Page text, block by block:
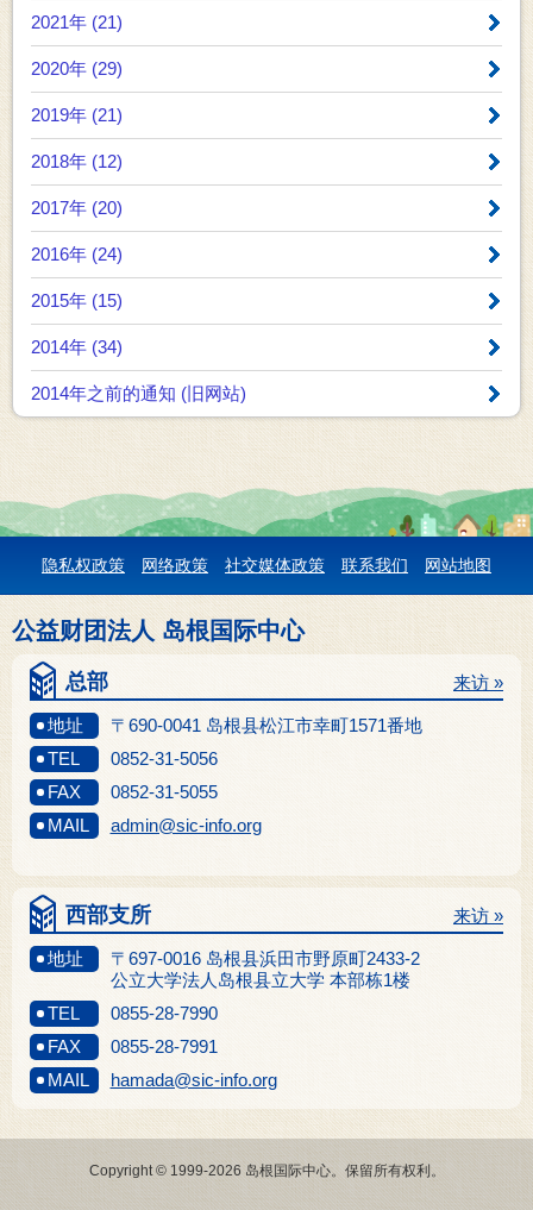
2021年 (21)
2020年 (29)
2019年 (21)
2018年 (12)
2017年 (20)
2016年 (24)
2015年 (15)
2014年 (34)
2014年之前的通知 (旧网站)
隐私权政策 网络政策 社交媒体政策 联系我们 网站地图
公益财团法人 岛根国际中心
总部
地址 〒690-0041 岛根县松江市幸町1571番地
来访 »
TEL
0852-31-5056
FAX
0852-31-5055
MAIL
admin@sic-info.org
西部支所
地址
〒697-0016 岛根县浜田市野原町2433-2
公立大学法人岛根县立大学 本部栋1楼
来访 »
TEL
0855-28-7990
FAX
0855-28-7991
MAIL
hamada@sic-info.org
Copyright © 1999-2026 岛根国际中心。保留所有权利。